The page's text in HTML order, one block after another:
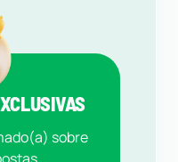
sobre